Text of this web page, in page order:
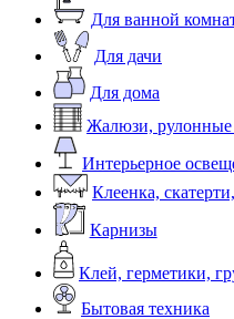
Для ванной
Для дачи
Для дома
Жалюзи,
Интерьерное
Клеенка,
Карнизы
Клей, герметики,
Бытовая техника